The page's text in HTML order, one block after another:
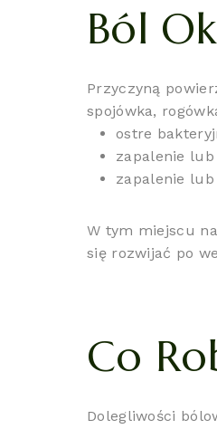
Ból
Przyczyną
spojówka,
ostre
zapalenie
zapalenie lub
W tym miejscu
się rozwijać po
Co
Dolegliwości